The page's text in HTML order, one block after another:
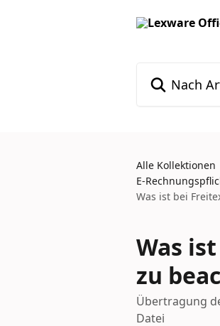
Alle Kollektionen
E-
Was ist bei
Was
zu
Übertragung
Datei